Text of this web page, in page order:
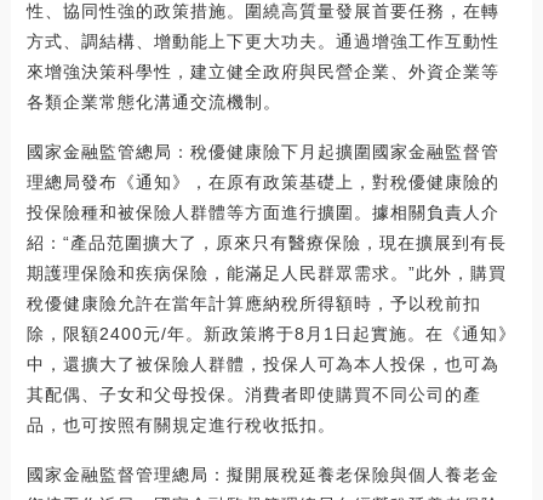
性、協同性強的政策措施。圍繞高質量發展首要任務，在轉
方式、調結構、增動能上下更大功夫。通過增強工作互動性
來增強決策科學性，建立健全政府與民營企業、外資企業等
各類企業常態化溝通交流機制。
國家金融監管總局：稅優健康險下月起擴圍國家金融監督管
理總局發布《通知》，在原有政策基礎上，對稅優健康險的
投保險種和被保險人群體等方面進行擴圍。據相關負責人介
紹：“產品范圍擴大了，原來只有醫療保險，現在擴展到有長
期護理保險和疾病保險，能滿足人民群眾需求。”此外，購買
稅優健康險允許在當年計算應納稅所得額時，予以稅前扣
除，限額2400元/年。新政策將于8月1日起實施。在《通知》
中，還擴大了被保險人群體，投保人可為本人投保，也可為
其配偶、子女和父母投保。消費者即使購買不同公司的產
品，也可按照有關規定進行稅收抵扣。
國家金融監督管理總局：擬開展稅延養老保險與個人養老金